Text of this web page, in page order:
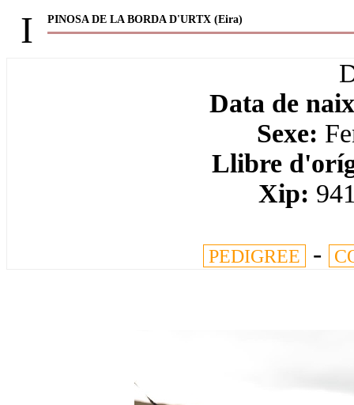
I PINOSA DE LA BORDA D'URTX (Eira)
Data de
Sexe:
Llibre
Xip:
PEDIGREE -